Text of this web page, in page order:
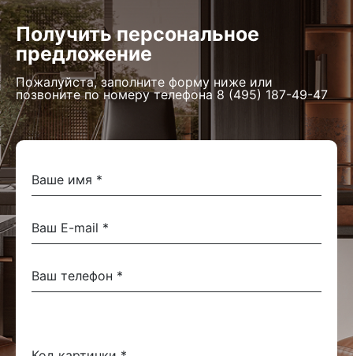
Получить персональное
предложение
Пожалуйста, заполните форму ниже или
позвоните по номеру телефона 8 (495) 187-49-47